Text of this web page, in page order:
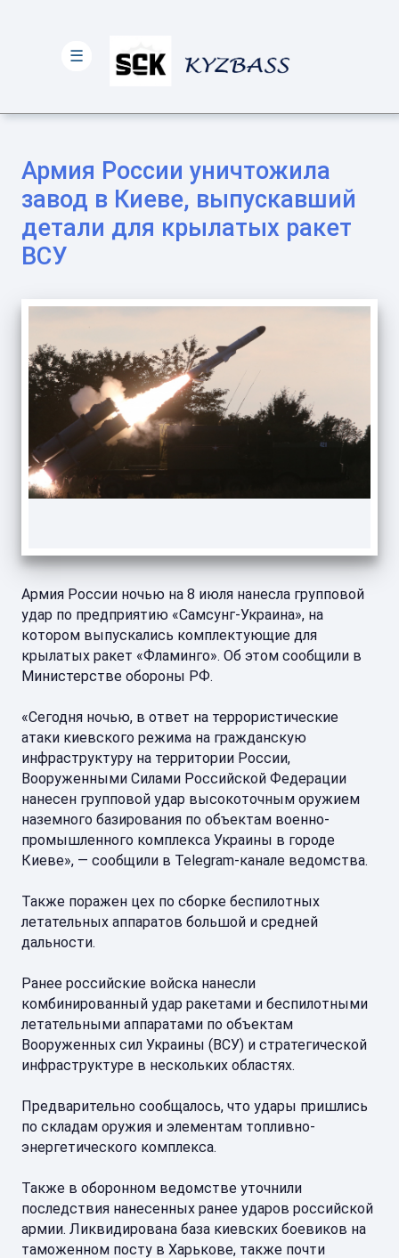
Армия России уничтожила
завод в Киеве, выпускавший
детали для крылатых ракет
ВСУ
Армия России ночью на 8 июля нанесла групповой
удар по предприятию «Самсунг-Украина», на
котором выпускались комплектующие для
крылатых ракет «Фламинго». Об этом сообщили в
Министерстве обороны РФ.
«Сегодня ночью, в ответ на террористические
атаки киевского режима на гражданскую
инфраструктуру на территории России,
Вооруженными Силами Российской Федерации
нанесен групповой удар высокоточным оружием
наземного базирования по объектам военно-
промышленного комплекса Украины в городе
Киеве», — сообщили в Telegram-канале ведомства.
Также поражен цех по сборке беспилотных
летательных аппаратов большой и средней
дальности.
Ранее российские войска нанесли
комбинированный удар ракетами и беспилотными
летательными аппаратами по объектам
Вооруженных сил Украины (ВСУ) и стратегической
инфраструктуре в нескольких областях.
Предварительно сообщалось, что удары пришлись
по складам оружия и элементам топливно-
энергетического комплекса.
Также в оборонном ведомстве уточнили
последствия нанесенных ранее ударов российской
армии. Ликвидирована база киевских боевиков на
таможенном посту в Харькове, также почти
☰